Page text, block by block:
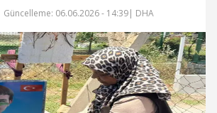
Güncelleme: 06.06.2026 - 14:39| DHA